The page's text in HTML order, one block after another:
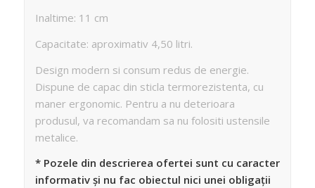
Inaltime: 11 cm
Capacitate: aproximativ 4,50 litri.
Design modern si consum redus de energie.
Dispune de capac din sticla termorezistenta, cu
maner ergonomic. Pentru a nu deterioara
produsul, va recomandam sa nu folositi ustensile
metalice.
* Pozele din descrierea ofertei sunt cu caracter
informativ și nu fac obiectul nici unei obligații